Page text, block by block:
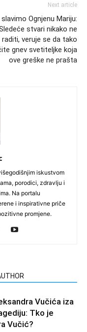
Next article
Ognjenu Mariju:
stvari nikako ne
veruje se da tako
gnev svetiteljke koja
ove greške ne prašta
iskustvom
porodici, zdravlju i
Na portalu
i inspirativne priče
promjene.
Vučića iza
Tko je
Vučić?